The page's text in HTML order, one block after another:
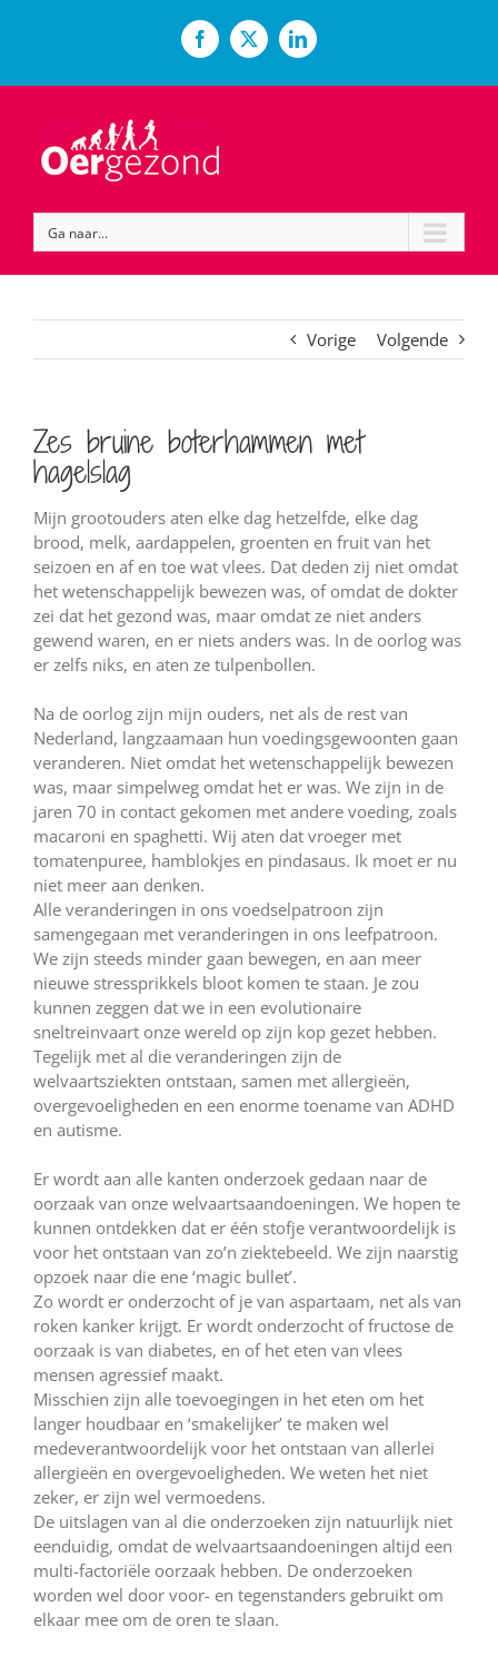
Facebook
X LinkedIn
Ga naar...
Vorige Volgende
Zes bruine boterhammen met
hagelslag
Mijn grootouders aten elke dag hetzelfde, elke dag
brood, melk, aardappelen, groenten en fruit van het
seizoen en af en toe wat vlees. Dat deden zij niet omdat
het wetenschappelijk bewezen was, of omdat de dokter
zei dat het gezond was, maar omdat ze niet anders
gewend waren, en er niets anders was. In de oorlog was
er zelfs niks, en aten ze tulpenbollen.
Na de oorlog zijn mijn ouders, net als de rest van
Nederland, langzaamaan hun voedingsgewoonten gaan
veranderen. Niet omdat het wetenschappelijk bewezen
was, maar simpelweg omdat het er was. We zijn in de
jaren 70 in contact gekomen met andere voeding, zoals
macaroni en spaghetti. Wij aten dat vroeger met
tomatenpuree, hamblokjes en pindasaus. Ik moet er nu
niet meer aan denken.
Alle veranderingen in ons voedselpatroon zijn
samengegaan met veranderingen in ons leefpatroon.
We zijn steeds minder gaan bewegen, en aan meer
nieuwe stressprikkels bloot komen te staan. Je zou
kunnen zeggen dat we in een evolutionaire
sneltreinvaart onze wereld op zijn kop gezet hebben.
Tegelijk met al die veranderingen zijn de
welvaartsziekten ontstaan, samen met allergieën,
overgevoeligheden en een enorme toename van ADHD
en autisme.
Er wordt aan alle kanten onderzoek gedaan naar de
oorzaak van onze welvaartsaandoeningen. We hopen te
kunnen ontdekken dat er één stofje verantwoordelijk is
voor het ontstaan van zo’n ziektebeeld. We zijn naarstig
opzoek naar die ene ‘magic bullet’.
Zo wordt er onderzocht of je van aspartaam, net als van
roken kanker krijgt. Er wordt onderzocht of fructose de
oorzaak is van diabetes, en of het eten van vlees
mensen agressief maakt.
Misschien zijn alle toevoegingen in het eten om het
langer houdbaar en ‘smakelijker’ te maken wel
medeverantwoordelijk voor het ontstaan van allerlei
allergieën en overgevoeligheden. We weten het niet
zeker, er zijn wel vermoedens.
De uitslagen van al die onderzoeken zijn natuurlijk niet
eenduidig, omdat de welvaartsaandoeningen altijd een
multi-factoriële oorzaak hebben. De onderzoeken
worden wel door voor- en tegenstanders gebruikt om
elkaar mee om de oren te slaan.